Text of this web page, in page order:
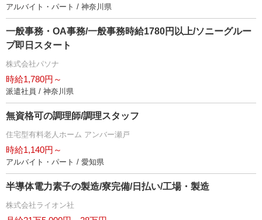
アルバイト・パート / 神奈川県
一般事務・OA事務/一般事務時給1780円以上/ソニーグルー
プ即日スタート
株式会社パソナ
時給1,780円～
派遣社員 / 神奈川県
無資格可の調理師/調理スタッフ
住宅型有料老人ホーム アンバー瀬戸
時給1,140円～
アルバイト・パート / 愛知県
半導体電力素子の製造/寮完備/日払い/工場・製造
株式会社ライオン社